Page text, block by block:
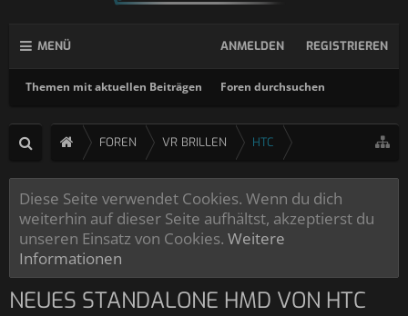
MENÜ
Themen mit aktuellen Beiträgen Foren durchsuchen
ANMELDEN REGISTRIEREN
FOREN VR BRILLEN HTC
Diese Seite verwendet Cookies. Wenn du dich
weiterhin auf dieser Seite aufhältst, akzeptierst du
unseren Einsatz von Cookies. Weitere
Informationen
NEUES STANDALONE HMD VON HTC